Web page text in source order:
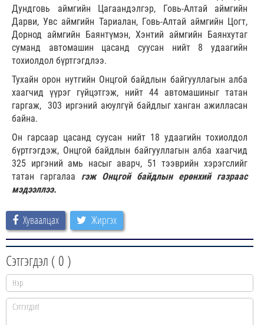
Дундговь аймгийн Цагаандэлгэр, Говь-Алтай аймгийн
Дарви, Увс аймгийн Тариалан, Говь-Алтай аймгийн Цогт,
Дорнод аймгийн Баянтүмэн, Хэнтий аймгийн Баянхутаг
суманд автомашин цасанд суусан нийт 8 удаагийн
тохиолдол бүртгэгдлээ.
Тухайн орон нутгийн Онцгой байдлын байгууллагын алба
хаагчид үүрэг гүйцэтгэж, нийт 44 автомашиныг татан
гаргаж, 303 иргэний аюулгүй байдлыг ханган ажилласан
байна.
Он гарсаар цасанд суусан нийт 18 удаагийн тохиолдол
бүртгэгдэж, Онцгой байдлын байгууллагын алба хаагчид
325 иргэний амь насыг аварч, 51 тээврийн хэрэгслийг
татан гаргалаа гэж Онцгой байдлын ерөнхий газраас
мэдээллээ.
Хуваалцах Жиргэх
Сэтгэгдэл ( 0 )